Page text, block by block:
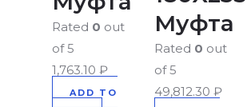
Rated 0 out
of 5
1,763.10 ₽
ADD TO
Муфта
Rated 0 out
of 5
49,812.30 ₽